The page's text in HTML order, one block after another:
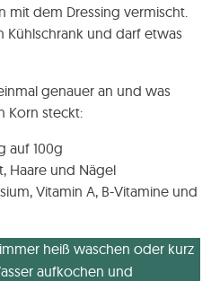
mit dem Dressing vermischt.
Kühlschrank und darf etwas
genauer an und was
Korn steckt:
auf 100g
Haare und Nägel
Vitamin A, B-Vitamine und
heiß waschen oder kurz
aufkochen und